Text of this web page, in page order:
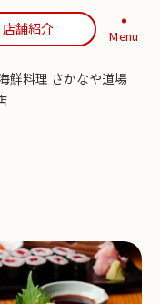
店舗紹介 Menu
鮮料理 さかなや道場